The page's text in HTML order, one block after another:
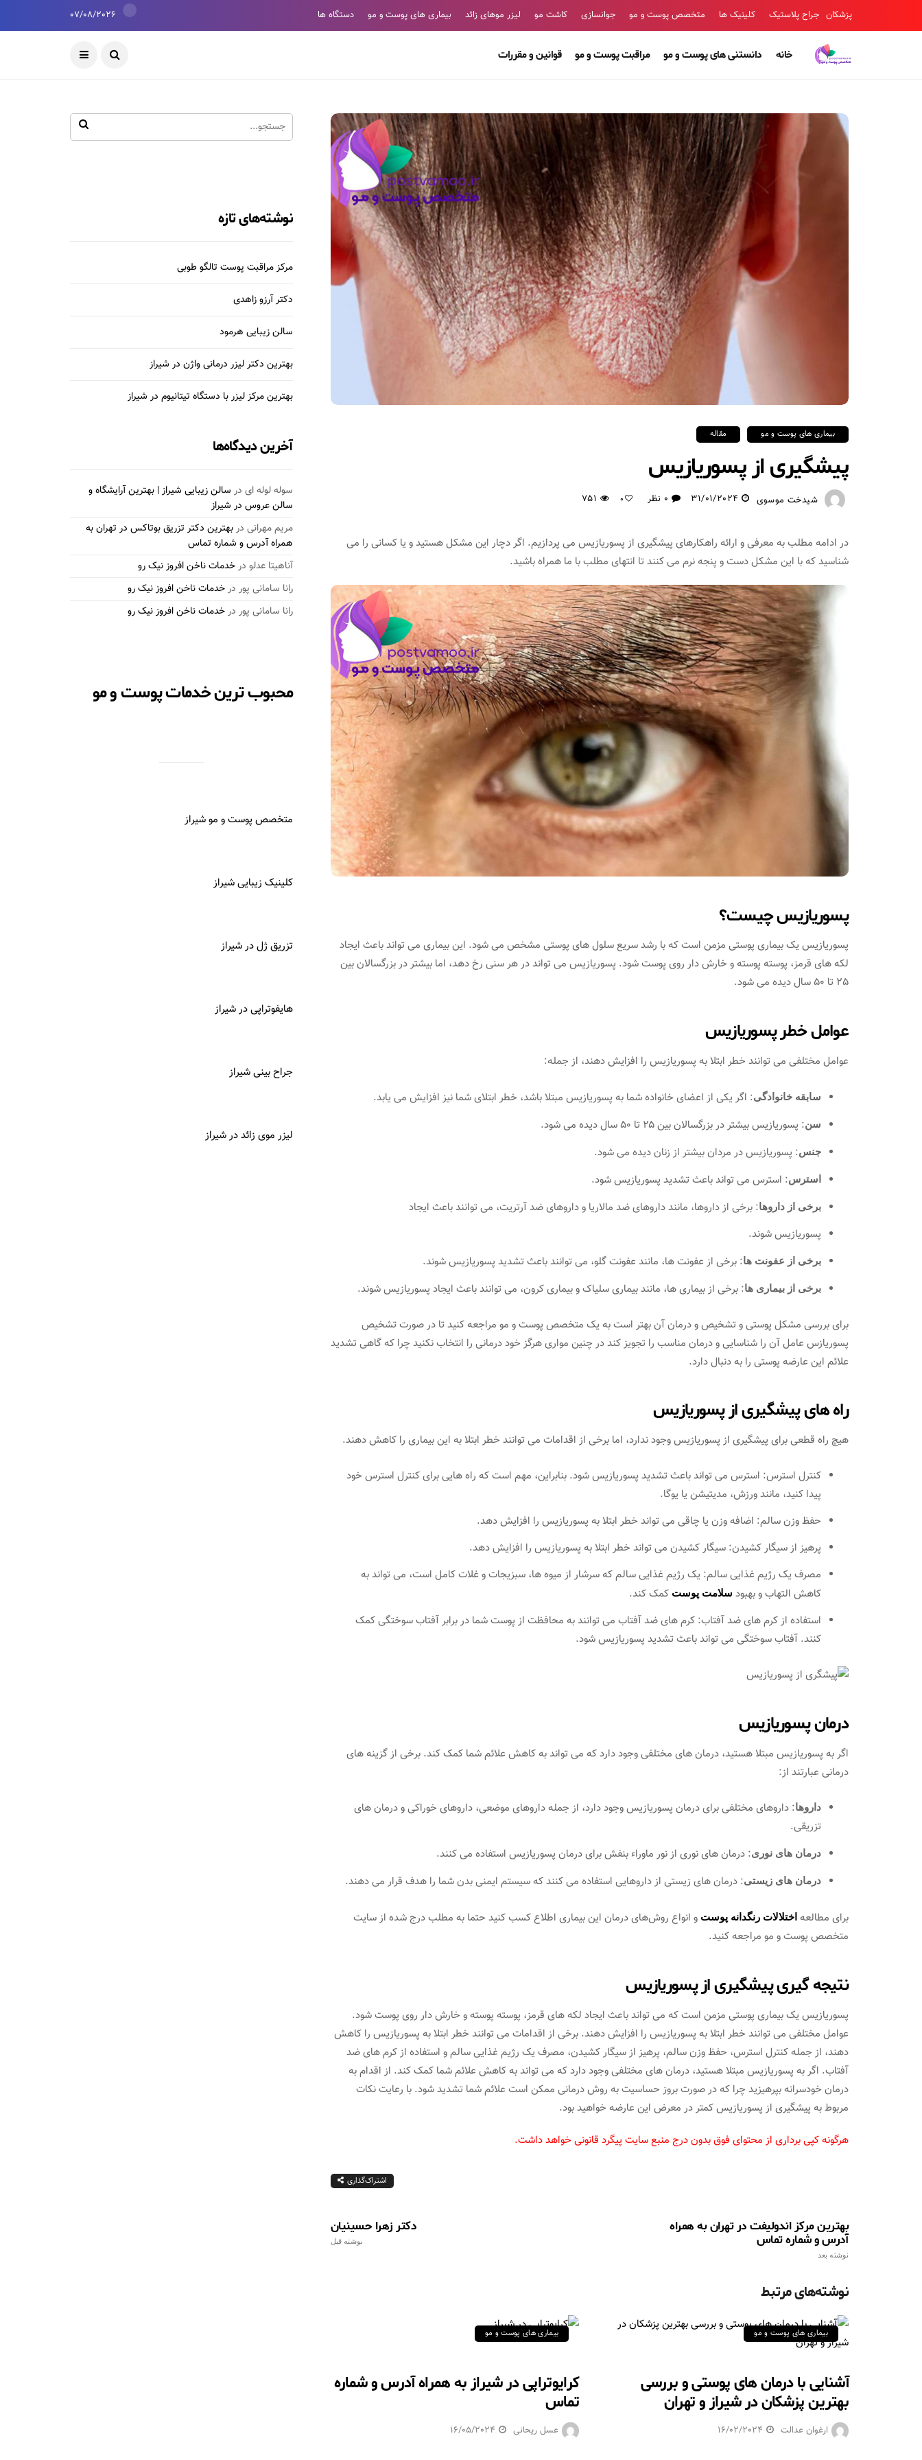
پزشکان جراح پلاستیک کلینیک ها متخصص پوست و مو جوانسازی کاشت مو لیزر موهای زائد بیماری های پوست و مو دستگاه ها 07/08/2026
خانه دانستنی های پوست و مو مراقبت پوست و مو قوانین و مقررات
بیماری های پوست و مو مقاله
پیشگیری از پسوریازیس
شیدخت موسوی 31/01/2024 0 نظر 0
751
در ادامه مطلب به معرفی و ارائه راهکارهای پیشگیری از پسوریازیس می پردازیم. اگر دچار این مشکل هستید و یا کسانی را می
شناسید که با این مشکل دست و پنجه نرم می کنند تا انتهای مطلب با ما همراه باشید.
پسوریازیس چیست؟
پسوریازیس یک بیماری پوستی مزمن است که با رشد سریع سلول های پوستی مشخص می شود. این بیماری می تواند باعث ایجاد
لکه های قرمز، پوسته پوسته و خارش دار روی پوست شود. پسوریازیس می تواند در هر سنی رخ دهد، اما بیشتر در بزرگسالان بین
25 تا 50 سال دیده می شود.
عوامل خطر پسوریازیس
عوامل مختلفی می توانند خطر ابتلا به پسوریازیس را افزایش دهند، از جمله:
سابقه خانوادگی: اگر یکی از اعضای خانواده شما به پسوریازیس مبتلا باشد، خطر ابتلای شما نیز افزایش می یابد.
سن: پسوریازیس بیشتر در بزرگسالان بین ۲۵ تا ۵۰ سال دیده می شود.
جنس: پسوریازیس در مردان بیشتر از زنان دیده می شود.
استرس: استرس می تواند باعث تشدید پسوریازیس شود.
برخی از داروها: برخی از داروها، مانند داروهای ضد مالاریا و داروهای ضد آرتریت، می توانند باعث ایجاد
پسوریازیس شوند.
برخی از عفونت ها: برخی از عفونت ها، مانند عفونت گلو، می توانند باعث تشدید پسوریازیس شوند.
برخی از بیماری ها: برخی از بیماری ها، مانند بیماری سلیاک و بیماری کرون، می توانند باعث ایجاد پسوریازیس شوند.
برای بررسی مشکل پوستی و تشخیص و درمان آن بهتر است به یک متخصص پوست و مو مراجعه کنید تا در صورت تشخیص
پسوریازس عامل آن را شناسایی و درمان مناسب را تجویز کند در چنین مواری هرگز خود درمانی را انتخاب نکنید چرا که گاهی تشدید
علائم این عارضه پوستی را به دنبال دارد.
راه های پیشگیری از پسوریازیس
هیچ راه قطعی برای پیشگیری از پسوریازیس وجود ندارد، اما برخی از اقدامات می توانند خطر ابتلا به این بیماری را کاهش دهند.
کنترل استرس: استرس می تواند باعث تشدید پسوریازیس شود. بنابراین، مهم است که راه هایی برای کنترل استرس خود
پیدا کنید، مانند ورزش، مدیتیشن یا یوگا.
حفظ وزن سالم: اضافه وزن یا چاقی می تواند خطر ابتلا به پسوریازیس را افزایش دهد.
پرهیز از سیگار کشیدن: سیگار کشیدن می تواند خطر ابتلا به پسوریازیس را افزایش دهد.
مصرف یک رژیم غذایی سالم: یک رژیم غذایی سالم که سرشار از میوه ها، سبزیجات و غلات کامل است، می تواند به
کاهش التهاب و بهبود سلامت پوست کمک کند.
استفاده از کرم های ضد آفتاب: کرم های ضد آفتاب می توانند به محافظت از پوست شما در برابر آفتاب سوختگی کمک
کنند. آفتاب سوختگی می تواند باعث تشدید پسوریازیس شود.
درمان پسوریازیس
اگر به پسوریازیس مبتلا هستید، درمان های مختلفی وجود دارد که می تواند به کاهش علائم شما کمک کند. برخی از گزینه های
درمانی عبارتند از:
داروها: داروهای مختلفی برای درمان پسوریازیس وجود دارد، از جمله داروهای موضعی، داروهای خوراکی و درمان های
تزریقی.
درمان های نوری: درمان های نوری از نور ماوراء بنفش برای درمان پسوریازیس استفاده می کنند.
درمان های زیستی: درمان های زیستی از داروهایی استفاده می کنند که سیستم ایمنی بدن شما را هدف قرار می دهند.
برای مطالعه اختلالات رنگدانه پوست و انواع روش‌های درمان این بیماری اطلاع کسب کنید حتما به مطلب درج شده از سایت
متخصص پوست و مو مراجعه کنید.
نتیجه گیری پیشگیری از پسوریازیس
پسوریازیس یک بیماری پوستی مزمن است که می تواند باعث ایجاد لکه های قرمز، پوسته پوسته و خارش دار روی پوست شود.
عوامل مختلفی می توانند خطر ابتلا به پسوریازیس را افزایش دهند. برخی از اقدامات می توانند خطر ابتلا به پسوریازیس را کاهش
دهند، از جمله کنترل استرس، حفظ وزن سالم، پرهیز از سیگار کشیدن، مصرف یک رژیم غذایی سالم و استفاده از کرم های ضد
آفتاب. اگر به پسوریازیس مبتلا هستید، درمان های مختلفی وجود دارد که می تواند به کاهش علائم شما کمک کند. از اقدام به
درمان خودسرانه بپرهیزید چرا که در صورت بروز حساسیت به روش درمانی ممکن است علائم شما تشدید شود. با رعایت نکات
مربوط به پیشگیری از پسوریازیس کمتر در معرض این عارضه خواهید بود.
هرگونه کپی برداری از محتوای فوق بدون درج منبع سایت پیگرد قانونی خواهد داشت.
اشتراک‌گذاری
دکتر زهرا حسینیان
نوشته قبل
بهترین مرکز اندولیفت در تهران به همراه
آدرس و شماره تماس
نوشته بعد
نوشته‌های مرتبط
بیماری های پوست و مو
کرایوتراپی در شیراز به همراه آدرس و شماره
تماس
عسل ریحانی 16/05/2024
بیماری های پوست و مو
آشنایی با درمان های پوستی و بررسی
بهترین پزشکان در شیراز و تهران
ارغوان عدالت 16/02/2024
نوشته‌های تازه
مرکز مراقبت پوست تالگو طوبی
دکتر آرزو زاهدی
سالن زیبایی هرمود
بهترین دکتر لیزر درمانی واژن در شیراز
بهترین مرکز لیزر با دستگاه تیتانیوم در شیراز
آخرین دیدگاه‌ها
سوله لوله ای در سالن زیبایی شیراز | بهترین آرایشگاه و
سالن عروس در شیراز
مریم مهرانی دربهترین دکتر تزریق بوتاکس در تهران به
همراه آدرس و شماره تماس
آناهیتا عدلو درخدمات ناخن افروز نیک رو
رانا سامانی پور درخدمات ناخن افروز نیک رو
رانا سامانی پور درخدمات ناخن افروز نیک رو
محبوب ترین خدمات پوست و مو
متخصص پوست و مو شیراز
کلینیک زیبایی شیراز
تزریق ژل در شیراز
هایفوتراپی در شیراز
جراح بینی شیراز
لیزر موی زائد در شیراز